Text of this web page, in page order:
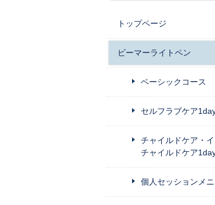
トップページ
ビーマーライトペン
ベーシックコース
セルフラブケア
チャイルドケア・
チャイルドケア
個人セッションメ